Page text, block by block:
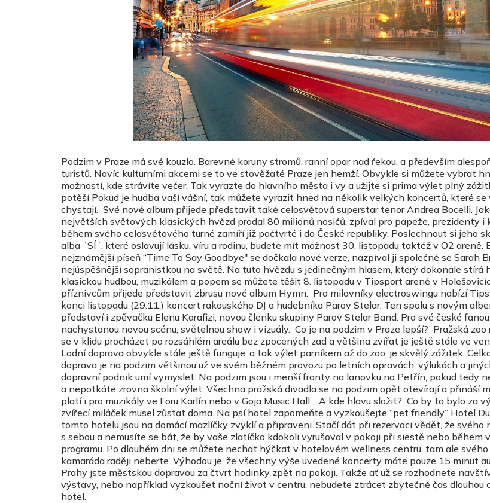
Podzim v Praze má své kouzlo. Barevné koruny stromů, ranní opar nad řekou, a především
turistů. Navíc kulturními akcemi se to ve stověžaté Praze jen hemží. Obvykle si můžete vybrat
možností, kde strávíte večer. Tak vyrazte do hlavního města i vy a užijte si prima výlet plný
potěší Pokud je hudba vaší vášní, tak můžete vyrazit hned na několik velkých koncertů, které se
chystají. Své nové album přijede představit také celosvětová superstar tenor Andrea Bocelli.
největších světových klasických hvězd prodal 80 milionů nosičů, zpíval pro papeže, prezidenty i
během svého celosvětového turné zamíří již počtvrté i do České republiky. Poslechnout si jeho
alba ´SÍ´, které oslavují lásku, víru a rodinu, budete mít možnost 30. listopadu taktéž v O2 areně.
nejznámější píseň “Time To Say Goodbye" se dočkala nové verze, nazpíval ji společně se Sarah
nejúspěšnější sopranistkou na světě. Na tuto hvězdu s jedinečným hlasem, který dokonale stírá
klasickou hudbou, muzikálem a popem se můžete těšit 8. listopadu v Tipsport areně v
příznivcům přijede představit zbrusu nové album Hymn. Pro milovníky electroswingu nabízí
konci listopadu (29.11.) koncert rakouského DJ a hudebníka Parov Stelar. Ten spolu s novým
představí i zpěvačku Elenu Karafizi, novou členku skupiny Parov Stelar Band. Pro své české
nachystanou novou scénu, světelnou show i vizuály. Co je na podzim v Praze lepší? Pražská
se v klidu procházet po rozsáhlém areálu bez zpocených zad a většina zvířat je ještě stále ve
Lodní doprava obvykle stále ještě funguje, a tak výlet parníkem až do zoo, je skvělý zážitek.
doprava je na podzim většinou už ve svém běžném provozu po letních opravách, výlukách a
dopravní podnik umí vymyslet. Na podzim jsou i menší fronty na lanovku na Petřín, pokud tedy
a nepotkáte zrovna školní výlet. Všechna pražská divadla se na podzim opět otevírají a přináší
platí i pro muzikály ve Foru Karlín nebo v Goja Music Hall. A kde hlavu složit? Co by to bylo za
zvířecí miláček musel zůstat doma. Na psí hotel zapomeňte a vyzkoušejte “pet friendly” Hotel
tomto hotelu jsou na domácí mazlíčky zvyklí a připraveni. Stačí dát při rezervaci vědět, že svého
s sebou a nemusíte se bát, že by vaše zlatíčko kdokoli vyrušoval v pokoji při siestě nebo během
programu. Po dlouhém dni se můžete nechat hýčkat v hotelovém wellness centru, tam ale
kamaráda raději neberte. Výhodou je, že všechny výše uvedené koncerty máte pouze 15 minut
Prahy jste městskou dopravou za čtvrt hodinky zpět na pokoji. Takže ať už se rozhodnete
výstavy, nebo například vyzkoušet noční život v centru, nebudete ztrácet zbytečně čas dlouhou
hotel.